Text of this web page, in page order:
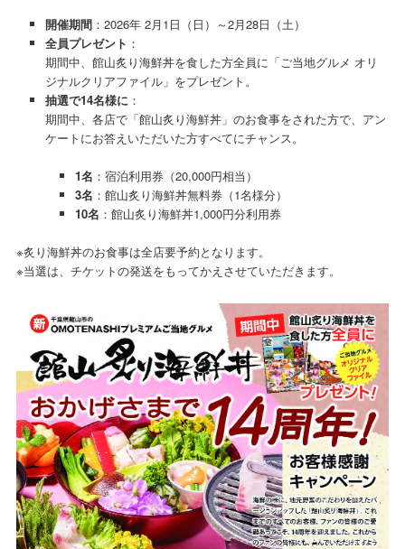
開催期間 ：2026年 2月1日（日）～2月28日（土）
全員プレゼント ：
期間中、館山炙り海鮮丼を食した方全員に「ご当地グルメ オリ
ジナルクリアファイル」をプレゼント。
抽選で14名様に ：
期間中、各店で「館山炙り海鮮丼」のお食事をされた方で、アン
ケートにお答えいただいた方すべてにチャンス。
1名 ：宿泊利用券（20,000円相当）
3名 ：館山炙り海鮮丼無料券（1名様分）
10名 ：館山炙り海鮮丼1,000円分利用券
※炙り海鮮丼のお食事は全店要予約となります。
※当選は、チケットの発送をもってかえさせていただきます。